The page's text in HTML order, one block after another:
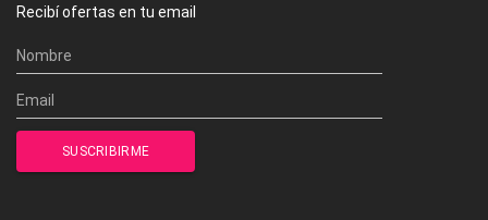
Recibí ofertas en tu email